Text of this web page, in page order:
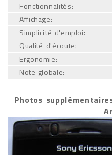
Fonctionnalités:
Affichage:
Simplicité d'emploi:
Qualité d'écoute:
Ergonomie:
Note globale:
Photos